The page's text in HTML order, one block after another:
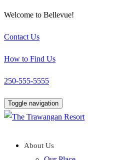
Welcome to Bellevue!
Contact Us
How to Find Us
250-555-5555
Toggle navigation
About Us